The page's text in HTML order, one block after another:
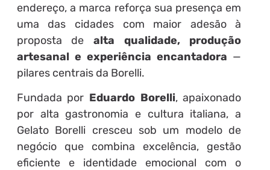
endereço, a marca reforça sua presença em
uma das cidades com maior adesão à
proposta de alta qualidade, produção
artesanal e experiência encantadora —
pilares centrais da Borelli.
Fundada por Eduardo Borelli, apaixonado
por alta gastronomia e cultura italiana, a
Gelato Borelli cresceu sob um modelo de
negócio que combina excelência, gestão
eficiente e identidade emocional com o